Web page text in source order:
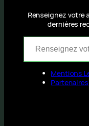
Renseignez votre
dernières
Renseignez votre email
Mentions
Partenaires